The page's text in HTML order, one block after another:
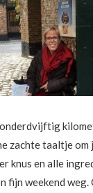
zachte taaltje om
knus en alle
fijn weekend weg.